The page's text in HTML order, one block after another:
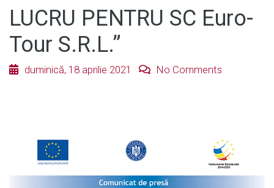
LUCRU PENTRU SC Euro-
Tour S.R.L.”
duminică, 18 aprilie 2021 No Comments